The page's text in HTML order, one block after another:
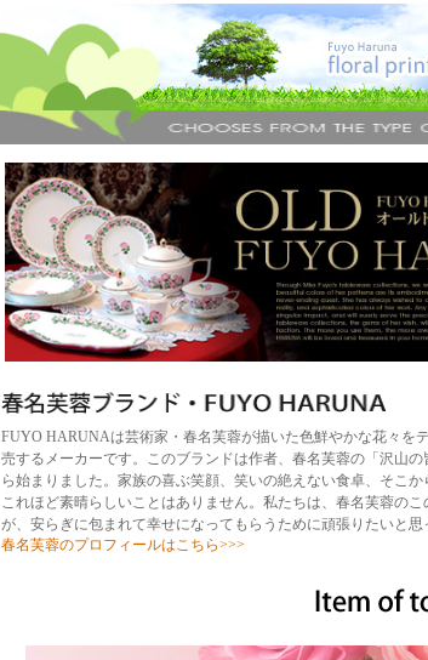
FUYO HARUNAは芸術家・春名芙蓉が描いた色鮮やかな花々を
売するメーカーです。このブランドは作者、春名芙蓉の「沢山
ら始まりました。家族の喜ぶ笑顔、笑いの絶えない食卓、そこ
これほど素晴らしいことはありません。私たちは、春名芙蓉の
が、安らぎに包まれて幸せになってもらうために頑張りたいと
春名芙蓉のプロフィールはこちら>>>